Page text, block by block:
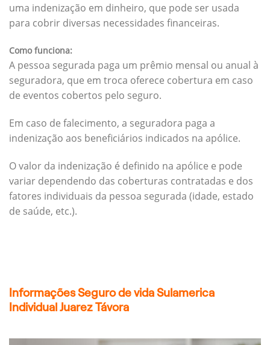
uma indenização em dinheiro, que pode ser usada
para cobrir diversas necessidades financeiras.
Como funciona:
A pessoa segurada paga um prêmio mensal ou anual à
seguradora, que em troca oferece cobertura em caso
de eventos cobertos pelo seguro.
Em caso de falecimento, a seguradora paga a
indenização aos beneficiários indicados na apólice.
O valor da indenização é definido na apólice e pode
variar dependendo das coberturas contratadas e dos
fatores individuais da pessoa segurada (idade, estado
de saúde, etc.).
Informações Seguro de vida Sulamerica
Individual Juarez Távora